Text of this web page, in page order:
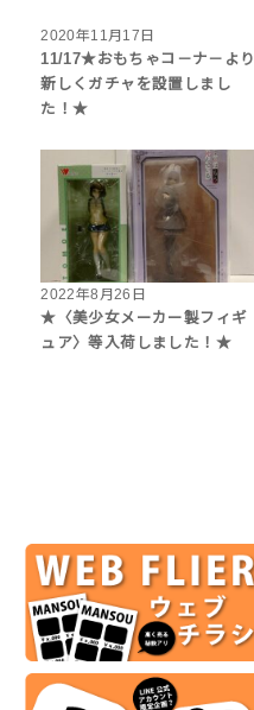
2020年11月17日
11/17★おもちゃコ－ナ－より
新しくガチャを設置しまし
た！★
2022年8月26日
★〈美少女メーカー製フィギ
ュア〉等入荷しました！★